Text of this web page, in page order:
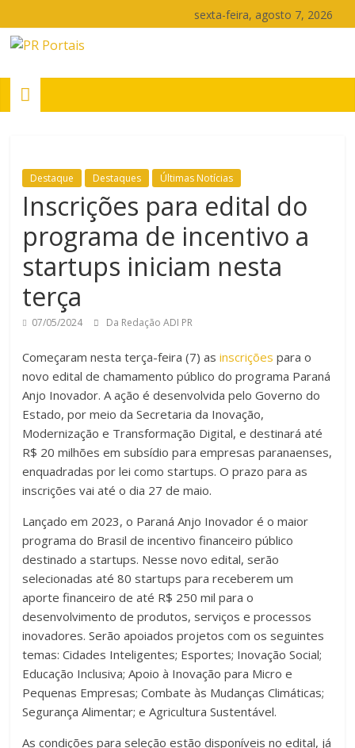
para
sexta-feira, agosto 7, 2026
PR
Portais
de
notícias
Paraná
Destaque Destaques Últimas Notícias
Inscrições para edital do
programa de incentivo a
startups iniciam nesta
terça
07/05/2024 Da Redação ADI PR
Começaram nesta terça-feira (7) asinscrições para o
novo edital de chamamento público do programa Paraná
Anjo Inovador. A ação é desenvolvida pelo Governo do
Estado, por meio da Secretaria da Inovação,
Modernização e Transformação Digital, e destinará até
R$ 20 milhões em subsídio para empresas paranaenses,
enquadradas por lei como startups. O prazo para as
inscrições vai até o dia 27 de maio.
Lançado em 2023, o Paraná Anjo Inovador é o maior
programa do Brasil de incentivo financeiro público
destinado a startups. Nesse novo edital, serão
selecionadas até 80 startups para receberem um
aporte financeiro de até R$ 250 mil para o
desenvolvimento de produtos, serviços e processos
inovadores. Serão apoiados projetos com os seguintes
temas: Cidades Inteligentes; Esportes; Inovação Social;
Educação Inclusiva; Apoio à Inovação para Micro e
Pequenas Empresas; Combate às Mudanças Climáticas;
Segurança Alimentar; e Agricultura Sustentável.
As condições para seleção estão disponíveis no edital, já